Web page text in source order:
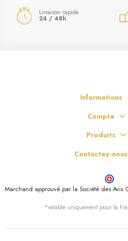
Livraison rapide
24 / 48h
Informations
Compte
Produits
Contactez-nous
Marchand approuvé par la Société des Avis
.
*valable uniquement pour la